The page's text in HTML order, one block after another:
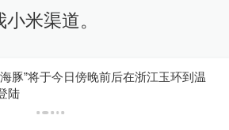
米渠道。
能不足以说服大家我们
，
豚”将于今日傍晚前后在浙江玉环到温
陆